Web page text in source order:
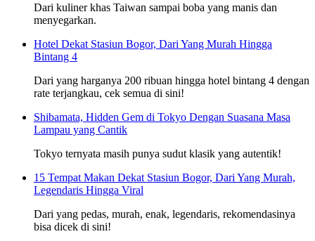
Dari kuliner khas Taiwan sampai boba yang manis dan
menyegarkan.
Hotel Dekat Stasiun Bogor, Dari Yang Murah Hingga
Bintang 4
Dari yang harganya 200 ribuan hingga hotel bintang 4 dengan
rate terjangkau, cek semua di sini!
Shibamata, Hidden Gem di Tokyo Dengan Suasana Masa
Lampau yang Cantik
Tokyo ternyata masih punya sudut klasik yang autentik!
15 Tempat Makan Dekat Stasiun Bogor, Dari Yang Murah,
Legendaris Hingga Viral
Dari yang pedas, murah, enak, legendaris, rekomendasinya
bisa dicek di sini!